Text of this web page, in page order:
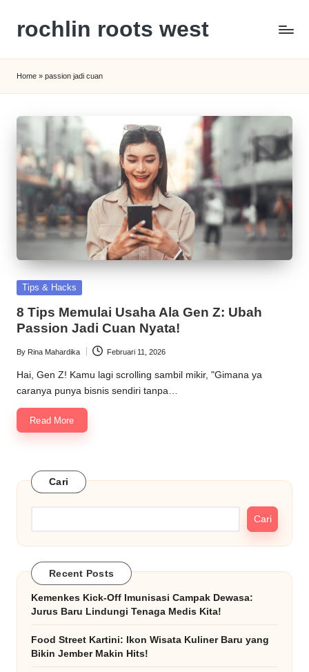
content
rochlin roots west
dan
Kesehatan
Modern
Home » passion jadi cuan
Posted
Tips & Hacks
8 Tips Memulai Usaha Ala Gen Z: Ubah
Passion Jadi Cuan Nyata!
Posted
by
By Rina Mahardika Februari 11, 2026
Hai, Gen Z! Kamu lagi scrolling sambil mikir, "Gimana ya
caranya punya bisnis sendiri tanpa…
Read More
Cari
Cari
Recent Posts
Kemenkes Kick-Off Imunisasi Campak Dewasa:
Jurus Baru Lindungi Tenaga Medis Kita!
Food Street Kartini: Ikon Wisata Kuliner Baru yang
Bikin Jember Makin Hits!